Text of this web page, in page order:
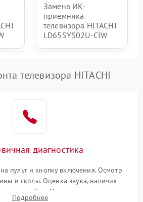
Замена ИК-
приемника
телевизора HITACHI
LD65SYS02U-CIW
телевизора HITACHI
диагностика
пульт и кнопку включения. Осмотр
и сколы. Оценка звука, наличия
ошибок. Подключение тестовых
Подробнее